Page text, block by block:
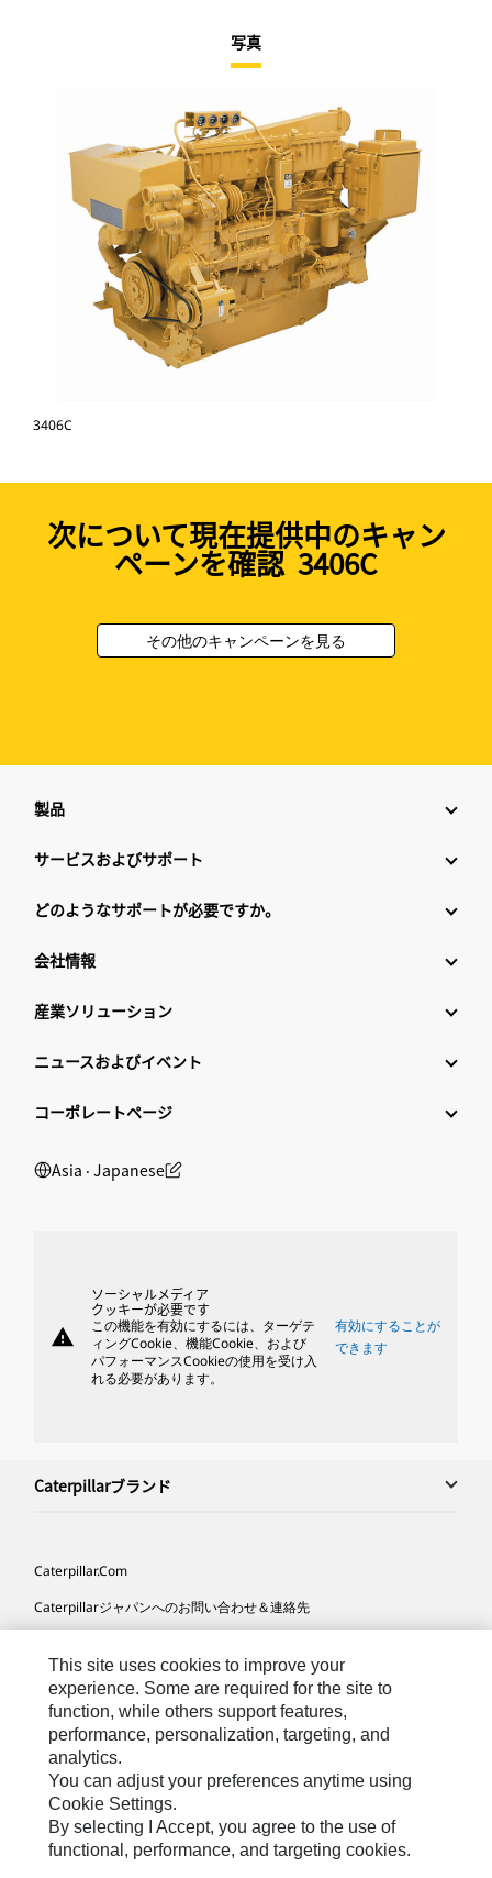
写真
3406C
次について現在提供中のキャン
ペーンを確認 3406C
その他のキャンペーンを見る
製品
サービスおよびサポート
どのようなサポートが必要ですか。
会社情報
産業ソリューション
ニュースおよびイベント
コーポレートページ
Asia ‧ Japanese
warning
ソーシャルメディア
クッキーが必要です
この機能を有効にするには、ターゲテ
ィングCookie、機能Cookie、および
パフォーマンスCookieの使用を受け入
れる必要があります。
有効にすることが
できます
Caterpillarブランド
Caterpillar.com
Caterpillarジャパンへのお問い合わせ＆連絡先
サイト･マップ
Cookie Settings
法的事項
プライバシー
This site uses cookies to improve your
experience. Some are required for the site to
function, while others support features,
performance, personalization, targeting, and
analytics.
You can adjust your preferences anytime using
Cookie Settings.
By selecting I Accept, you agree to the use of
functional, performance, and targeting cookies.